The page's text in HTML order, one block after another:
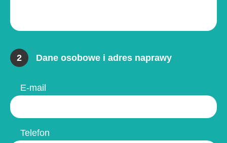
2 Dane osobowe i adres naprawy
E-mail
Telefon